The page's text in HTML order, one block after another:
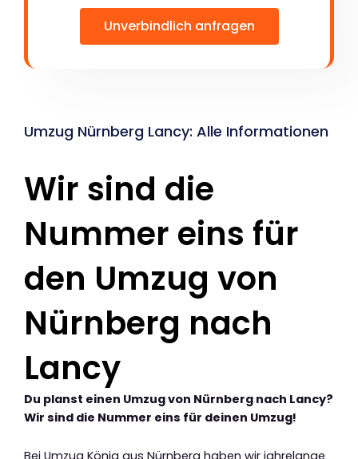
Unverbindlich anfragen
Umzug Nürnberg Lancy: Alle Informationen
Wir sind die
Nummer eins für
den Umzug von
Nürnberg nach
Lancy
Du planst einen Umzug von Nürnberg nach Lancy?
Wir sind die Nummer eins für deinen Umzug!